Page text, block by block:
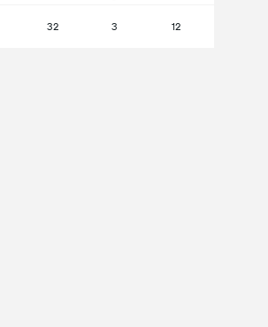
32 3 12